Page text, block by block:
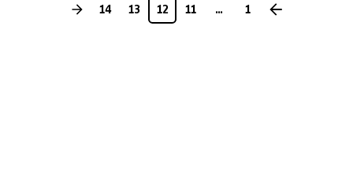
1
...
11
12
13
14